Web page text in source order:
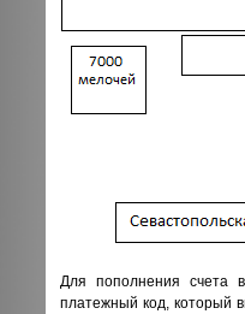
Для пополнения счета
платежный код, который